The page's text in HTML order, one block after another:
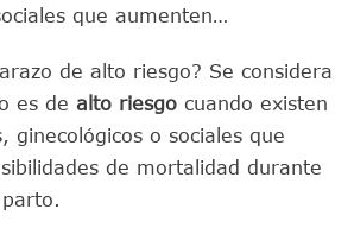
que aumenten…
de alto riesgo? Se considera
es de alto riesgo cuando existen
ginecológicos o sociales que
de mortalidad durante